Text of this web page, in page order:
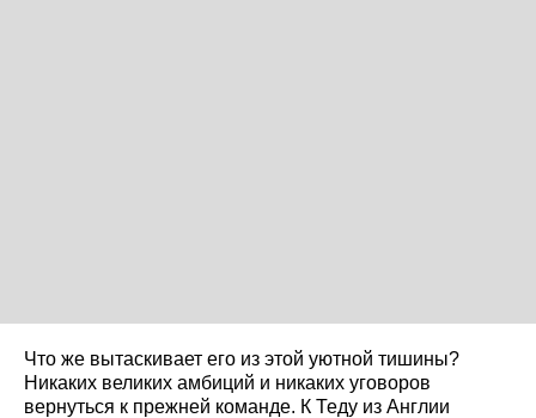
Что же вытаскивает его из этой уютной тишины?
Никаких великих амбиций и никаких уговоров
вернуться к прежней команде. К Теду из Англии